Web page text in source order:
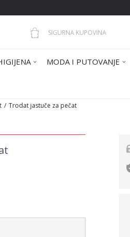
SIGURNA KUPOVINA
MODA I PUTOVANJE
Trodat jastuče za pečat